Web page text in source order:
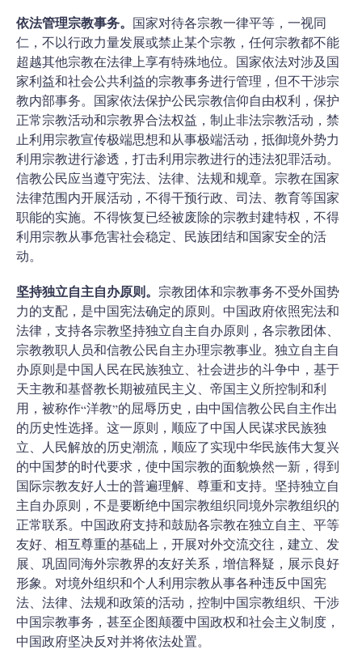
依法管理宗教事务。 国家对待各宗教一律平等，一视同
仁，不以行政力量发展或禁止某个宗教，任何宗教都不能
超越其他宗教在法律上享有特殊地位。国家依法对涉及国
家利益和社会公共利益的宗教事务进行管理，但不干涉宗
教内部事务。国家依法保护公民宗教信仰自由权利，保护
正常宗教活动和宗教界合法权益，制止非法宗教活动，禁
止利用宗教宣传极端思想和从事极端活动，抵御境外势力
利用宗教进行渗透，打击利用宗教进行的违法犯罪活动。
信教公民应当遵守宪法、法律、法规和规章。宗教在国家
法律范围内开展活动，不得干预行政、司法、教育等国家
职能的实施。不得恢复已经被废除的宗教封建特权，不得
利用宗教从事危害社会稳定、民族团结和国家安全的活
动。
坚持独立自主自办原则。 宗教团体和宗教事务不受外国势
力的支配，是中国宪法确定的原则。中国政府依照宪法和
法律，支持各宗教坚持独立自主自办原则，各宗教团体、
宗教教职人员和信教公民自主办理宗教事业。独立自主自
办原则是中国人民在民族独立、社会进步的斗争中，基于
天主教和基督教长期被殖民主义、帝国主义所控制和利
用，被称作“洋教”的屈辱历史，由中国信教公民自主作出
的历史性选择。这一原则，顺应了中国人民谋求民族独
立、人民解放的历史潮流，顺应了实现中华民族伟大复兴
的中国梦的时代要求，使中国宗教的面貌焕然一新，得到
国际宗教友好人士的普遍理解、尊重和支持。坚持独立自
主自办原则，不是要断绝中国宗教组织同境外宗教组织的
正常联系。中国政府支持和鼓励各宗教在独立自主、平等
友好、相互尊重的基础上，开展对外交流交往，建立、发
展、巩固同海外宗教界的友好关系，增信释疑，展示良好
形象。对境外组织和个人利用宗教从事各种违反中国宪
法、法律、法规和政策的活动，控制中国宗教组织、干涉
中国宗教事务，甚至企图颠覆中国政权和社会主义制度，
中国政府坚决反对并将依法处置。